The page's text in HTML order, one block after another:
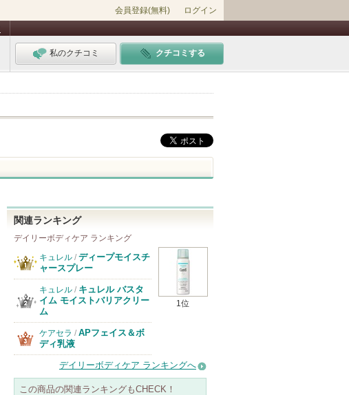
会員登録(無料) ログイン
私のクチコミ クチコミする
関連ランキング
デイリーボディケア ランキング
1位
キュレル / ディープモイスチ
ャースプレー
キュレル / キュレル バスタ
イム モイストバリアクリー
ム
ケアセラ / APフェイス＆ボ
ディ乳液
デイリーボディケア ランキングへ
この商品の関連ランキングもCHECK！